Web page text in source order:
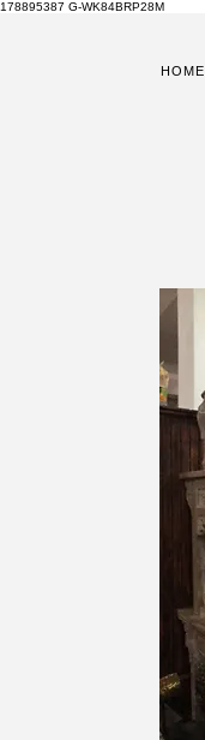
178895387 G-WK84BRP28M
HOME